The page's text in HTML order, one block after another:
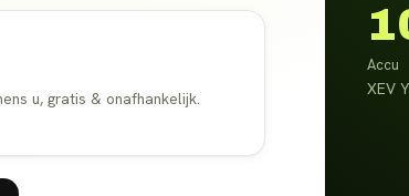
u, gratis & onafhankelijk.
Accu
XEV